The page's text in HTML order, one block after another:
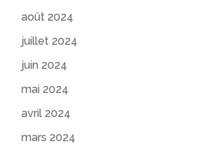
août 2024
juillet 2024
juin 2024
mai 2024
avril 2024
mars 2024